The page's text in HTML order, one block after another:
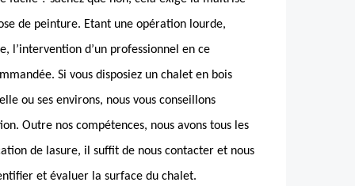
de peinture. Etant une opération lourde,
l’intervention d’un professionnel en ce
Si vous disposiez un chalet en bois
ou ses environs, nous vous conseillons
Outre nos compétences, nous avons tous les
de lasure, il suffit de nous contacter et nous
et évaluer la surface du chalet.